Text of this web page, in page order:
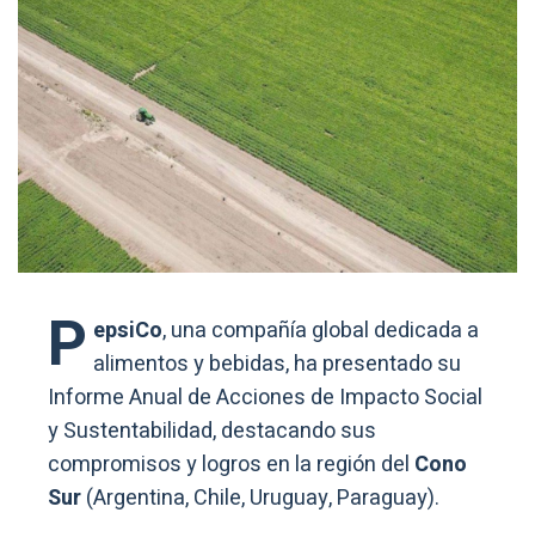
P epsiCo, una compañía global dedicada a
alimentos y bebidas, ha presentado su
Informe Anual de Acciones de Impacto Social
y Sustentabilidad, destacando sus
compromisos y logros en la región del Cono
Sur(Argentina, Chile, Uruguay, Paraguay).